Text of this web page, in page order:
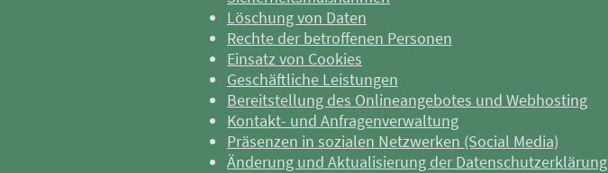
Löschung von Daten
Rechte der betroffenen Personen
Einsatz von Cookies
Geschäftliche Leistungen
Bereitstellung des Onlineangebotes und Webhosting
Kontakt- und Anfragenverwaltung
Präsenzen in sozialen Netzwerken (Social Media)
Änderung und Aktualisierung der Datenschutzerklärung